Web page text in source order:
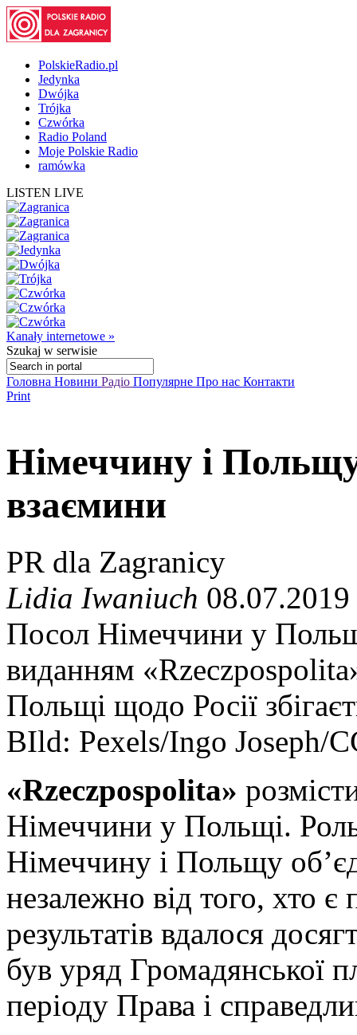
PolskieRadio.pl
Jedynka
Dwójka
Trójka
Czwórka
Radio Poland
Moje Polskie Radio
ramówka
LISTEN LIVE
Kanały internetowe »
Szukaj w serwisie
Головна Новини Радіо Популярне Про нас Контакти
Print
Німеччину і Польщу
взаємини
PR dla Zagranicy
Lidia Iwaniuch
Посол Німеччини у
виданням
Польщі щодо Росії
BIld: Pexels/Ingo Joseph/
«Rzeczpospolita»
Німеччини у Польщі.
Німеччину і Польщу
незалежно від того, хто
результатів вдалося
був уряд Громадянської
періоду Права і